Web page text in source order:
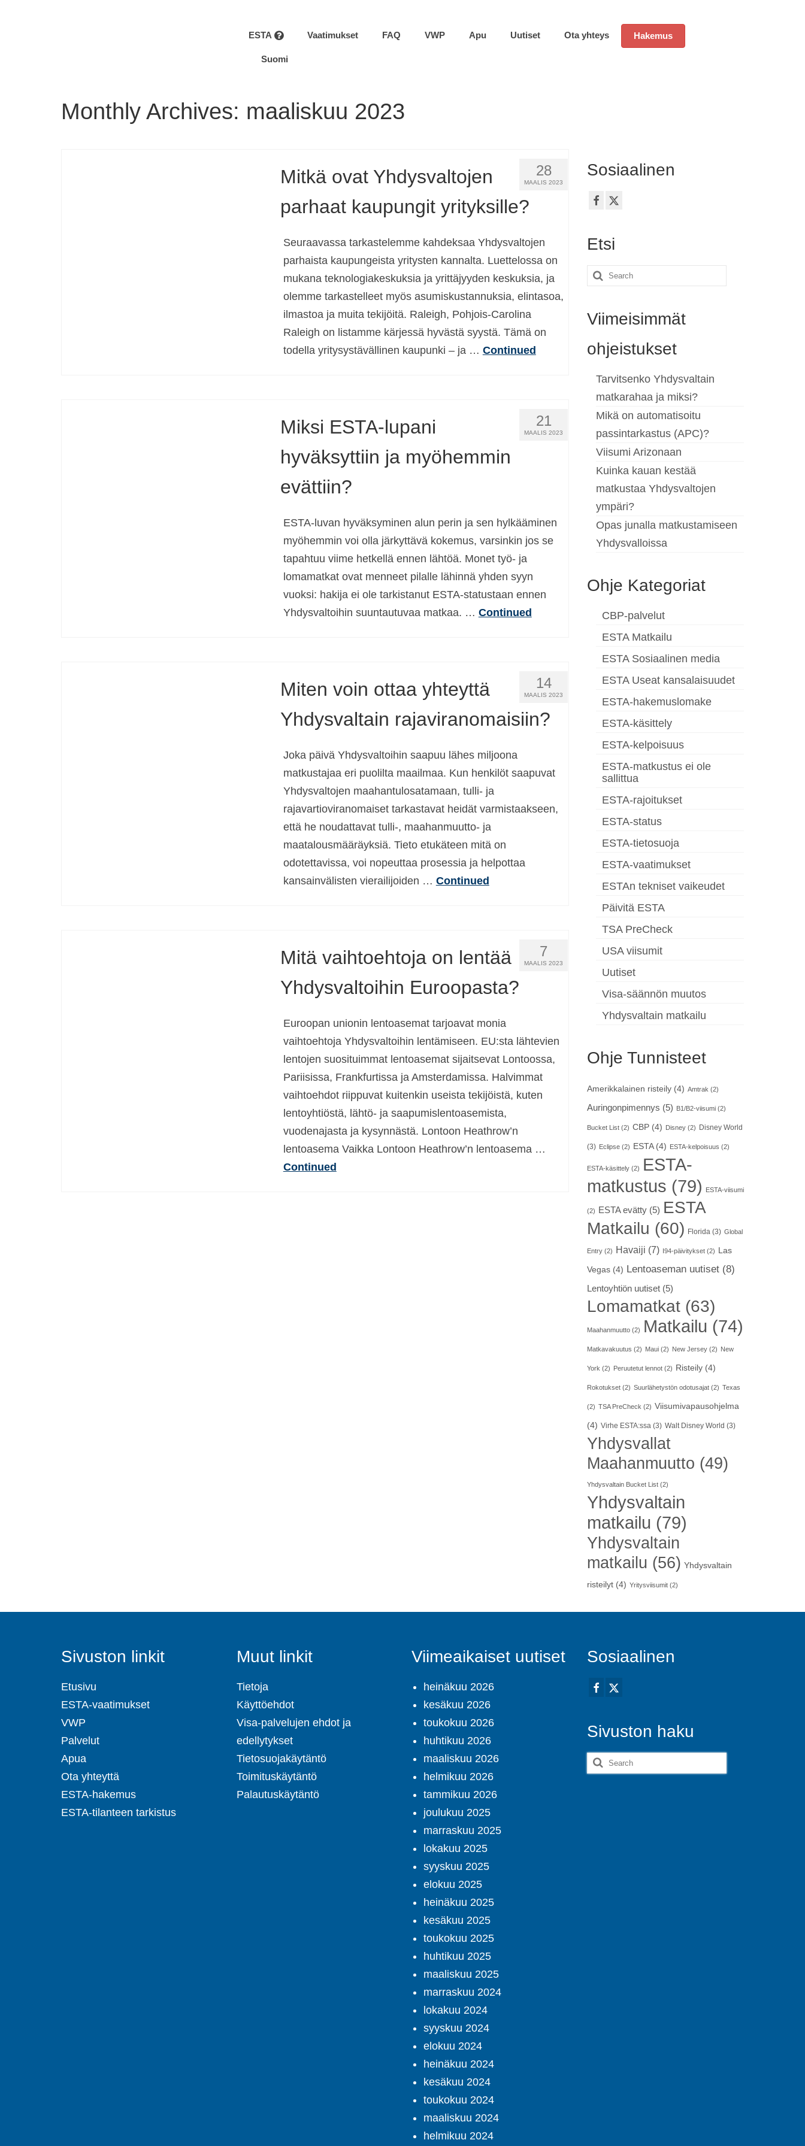
ESTA Vaatimukset FAQ VWP Apu Uutiset Ota yhteys Hakemus
Suomi
Monthly Archives: maaliskuu 2023
28
MAALIS 2023
Mitkä ovat Yhdysvaltojen
parhaat kaupungit yrityksille?
Seuraavassa tarkastelemme kahdeksaa Yhdysvaltojen
parhaista kaupungeista yritysten kannalta. Luettelossa on
mukana teknologiakeskuksia ja yrittäjyyden keskuksia, ja
olemme tarkastelleet myös asumiskustannuksia, elintasoa,
ilmastoa ja muita tekijöitä. Raleigh, Pohjois-Carolina
Raleigh on listamme kärjessä hyvästä syystä. Tämä on
todella yritysystävällinen kaupunki – ja … Continued
21
MAALIS 2023
Miksi ESTA-lupani
hyväksyttiin ja myöhemmin
evättiin?
ESTA-luvan hyväksyminen alun perin ja sen hylkääminen
myöhemmin voi olla järkyttävä kokemus, varsinkin jos se
tapahtuu viime hetkellä ennen lähtöä. Monet työ- ja
lomamatkat ovat menneet pilalle lähinnä yhden syyn
vuoksi: hakija ei ole tarkistanut ESTA-statustaan ennen
Yhdysvaltoihin suuntautuvaa matkaa. … Continued
14
MAALIS 2023
Miten voin ottaa yhteyttä
Yhdysvaltain rajaviranomaisiin?
Joka päivä Yhdysvaltoihin saapuu lähes miljoona
matkustajaa eri puolilta maailmaa. Kun henkilöt saapuvat
Yhdysvaltojen maahantulosatamaan, tulli- ja
rajavartioviranomaiset tarkastavat heidät varmistaakseen,
että he noudattavat tulli-, maahanmuutto- ja
maatalousmääräyksiä. Tieto etukäteen mitä on
odotettavissa, voi nopeuttaa prosessia ja helpottaa
kansainvälisten vierailijoiden … Continued
7
MAALIS 2023
Mitä vaihtoehtoja on lentää
Yhdysvaltoihin Euroopasta?
Euroopan unionin lentoasemat tarjoavat monia
vaihtoehtoja Yhdysvaltoihin lentämiseen. EU:sta lähtevien
lentojen suosituimmat lentoasemat sijaitsevat Lontoossa,
Pariisissa, Frankfurtissa ja Amsterdamissa. Halvimmat
vaihtoehdot riippuvat kuitenkin useista tekijöistä, kuten
lentoyhtiöstä, lähtö- ja saapumislentoasemista,
vuodenajasta ja kysynnästä. Lontoon Heathrow’n
lentoasema Vaikka Lontoon Heathrow’n lentoasema …
Continued
Sosiaalinen
Etsi
Search
Viimeisimmät
ohjeistukset
Tarvitsenko Yhdysvaltain
matkarahaa ja miksi?
Mikä on automatisoitu
passintarkastus (APC)?
Viisumi Arizonaan
Kuinka kauan kestää
matkustaa Yhdysvaltojen
ympäri?
Opas junalla matkustamiseen
Yhdysvalloissa
Ohje Kategoriat
CBP-palvelut
ESTA Matkailu
ESTA Sosiaalinen media
ESTA Useat kansalaisuudet
ESTA-hakemuslomake
ESTA-käsittely
ESTA-kelpoisuus
ESTA-matkustus ei ole
sallittua
ESTA-rajoitukset
ESTA-status
ESTA-tietosuoja
ESTA-vaatimukset
ESTAn tekniset vaikeudet
Päivitä ESTA
TSA PreCheck
USA viisumit
Uutiset
Visa-säännön muutos
Yhdysvaltain matkailu
Ohje Tunnisteet
Amerikkalainen risteily(4) Amtrak (2)
Auringonpimennys (5) B1/B2-viisumi(2)
Bucket List(2) CBP(4) Disney(2) Disney World
(3) Eclipse(2) ESTA(4) ESTA-kelpoisuus (2)
ESTA-käsittely(2)
ESTA-
matkustus (79) ESTA-viisumi
(2) ESTA evätty(5) ESTA
Matkailu (60) Florida(3) Global
Entry(2) Havaiji (7) I94-päivitykset(2) Las
Vegas(4) Lentoaseman uutiset(8)
Lentoyhtiön uutiset(5)
Lomamatkat(63)
Maahanmuutto(2) Matkailu (74)
Matkavakuutus (2) Maui(2) New Jersey(2) New
York (2) Peruutetut lennot(2) Risteily(4)
Rokotukset(2) Suurlähetystön odotusajat(2) Texas
(2) TSA PreCheck (2) Viisumivapausohjelma
(4) Virhe ESTA:ssa(3) Walt Disney World (3)
Yhdysvallat
Maahanmuutto (49)
Yhdysvaltain Bucket List(2)
Yhdysvaltain
matkailu (79)
Yhdysvaltain
matkailu (56) Yhdysvaltain
risteilyt(4) Yritysviisumit(2)
Sivuston linkit
Etusivu
ESTA-vaatimukset
VWP
Palvelut
Apua
Ota yhteyttä
ESTA-hakemus
ESTA-tilanteen tarkistus
Muut linkit
Tietoja
Käyttöehdot
Visa-palvelujen ehdot ja
edellytykset
Tietosuojakäytäntö
Toimituskäytäntö
Palautuskäytäntö
Viimeaikaiset uutiset
heinäkuu 2026
kesäkuu 2026
toukokuu 2026
huhtikuu 2026
maaliskuu 2026
helmikuu 2026
tammikuu 2026
joulukuu 2025
marraskuu 2025
lokakuu 2025
syyskuu 2025
elokuu 2025
heinäkuu 2025
kesäkuu 2025
toukokuu 2025
huhtikuu 2025
maaliskuu 2025
marraskuu 2024
lokakuu 2024
syyskuu 2024
elokuu 2024
heinäkuu 2024
kesäkuu 2024
toukokuu 2024
maaliskuu 2024
helmikuu 2024
Sosiaalinen
Sivuston haku
Search
for: